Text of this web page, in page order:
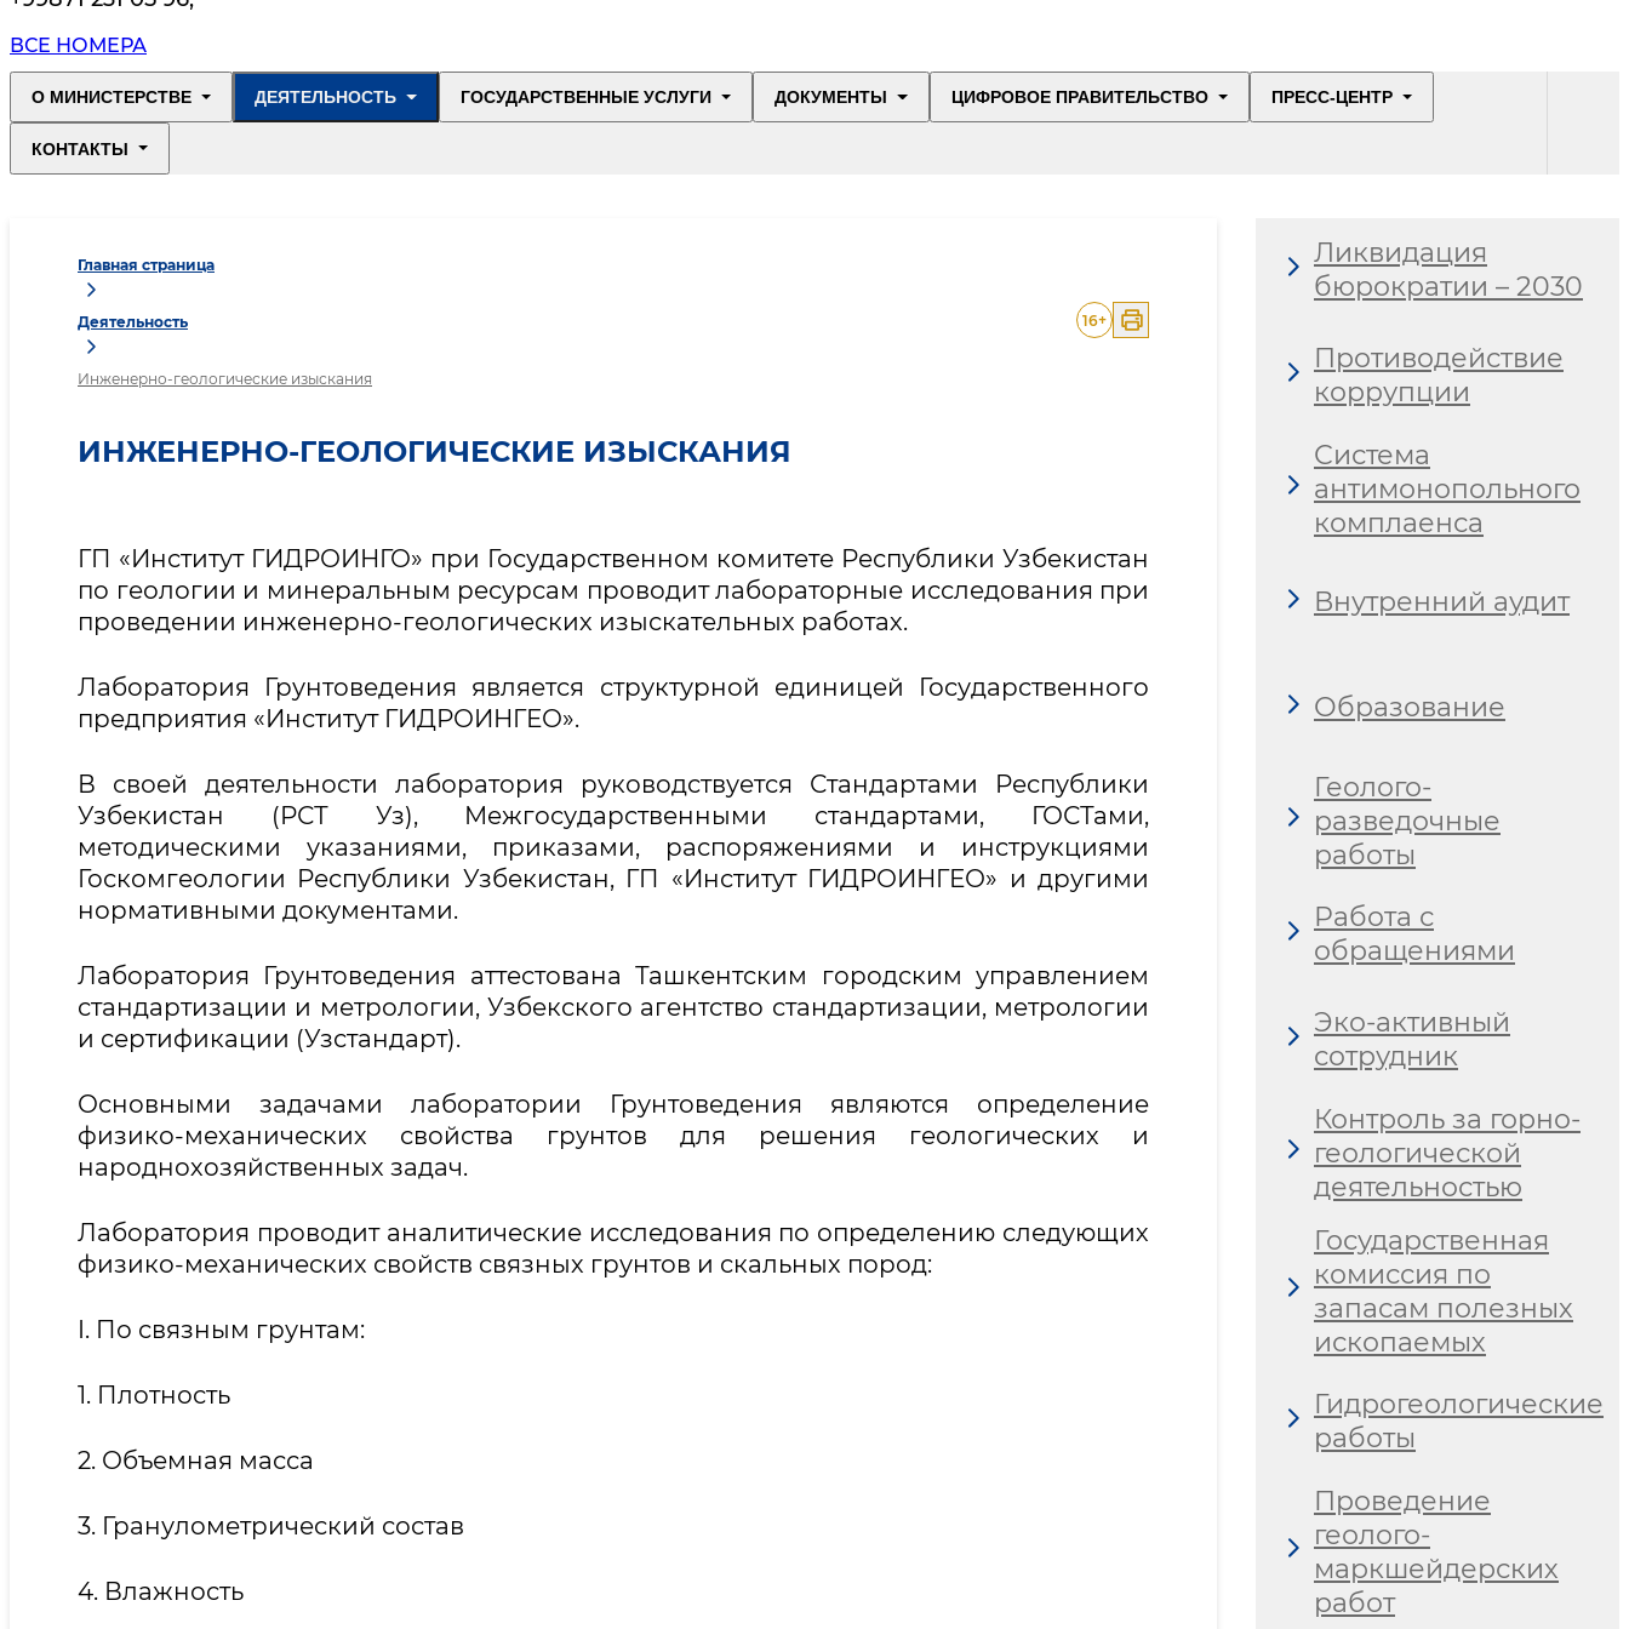
ВСЕ НОМЕРА
О МИНИСТЕРСТВЕ ДЕЯТЕЛЬНОСТЬ ГОСУДАРСТВЕННЫЕ УСЛУГИ ДОКУМЕНТЫ ЦИФРОВОЕ ПРАВИТЕЛЬСТВО ПРЕСС-ЦЕНТР
КОНТАКТЫ
Главная страница
Деятельность
Инженерно-геологические изыскания
16+
ИНЖЕНЕРНО-ГЕОЛОГИЧЕСКИЕ ИЗЫСКАНИЯ
ГП «Институт ГИДРОИНГО» при Государственном комитете Республики Узбекистан
по геологии и минеральным ресурсам проводит лабораторные исследования при
проведении инженерно-геологических изыскательных работах.
Лаборатория Грунтоведения является структурной единицей Государственного
предприятия «Институт ГИДРОИНГЕО».
В своей деятельности лаборатория руководствуется Стандартами Республики
Узбекистан (РСТ Уз), Межгосударственными стандартами, ГОСТами,
методическими указаниями, приказами, распоряжениями и инструкциями
Госкомгеологии Республики Узбекистан, ГП «Институт ГИДРОИНГЕО» и другими
нормативными документами.
Лаборатория Грунтоведения аттестована Ташкентским городским управлением
стандартизации и метрологии, Узбекского агентство стандартизации, метрологии
и сертификации (Узстандарт).
Основными задачами лаборатории Грунтоведения являются определение
физико-механических свойства грунтов для решения геологических и
народнохозяйственных задач.
Лаборатория проводит аналитические исследования по определению следующих
физико-механических свойств связных грунтов и скальных пород:
I. По связным грунтам:
1. Плотность
2. Объемная масса
3. Гранулометрический состав
4. Влажность
Ликвидация
бюрократии – 2030
Противодействие
коррупции
Система
антимонопольного
комплаенса
Внутренний аудит
Образование
Геолого-
разведочные
работы
Работа с
обращениями
Эко-активный
сотрудник
Контроль за горно-
геологической
деятельностью
Государственная
комиссия по
запасам полезных
ископаемых
Гидрогеологические
работы
Проведение
геолого-
маркшейдерских
работ